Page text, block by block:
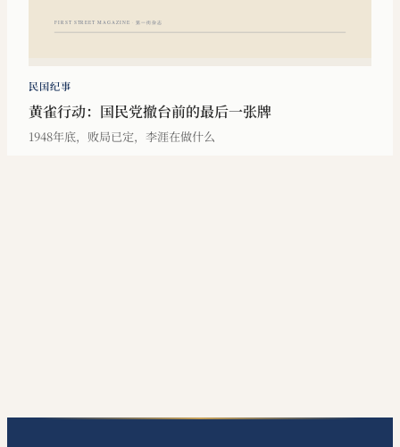
民国纪事
黄雀行动：国民党撤台前的最后一张牌
1948年底，败局已定，李涯在做什么